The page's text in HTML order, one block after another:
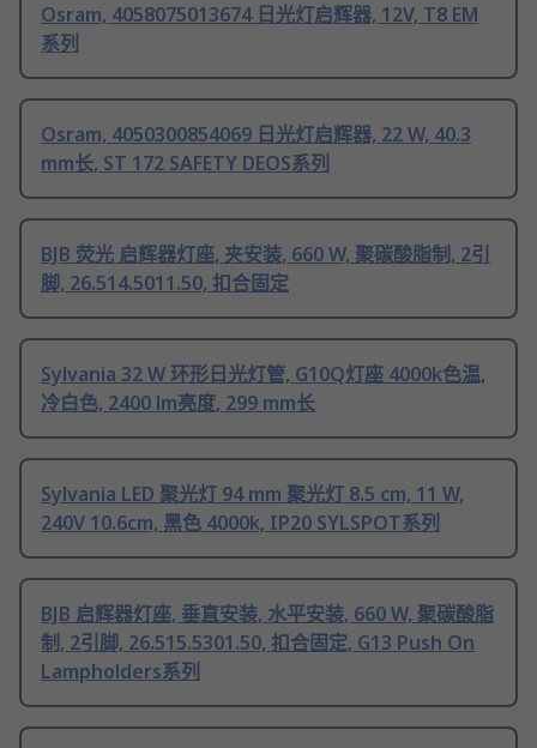
Osram, 4058075013674 日光灯启辉器, 12V, T8 EM
系列
Osram, 4050300854069 日光灯启辉器, 22 W, 40.3
mm长, ST 172 SAFETY DEOS系列
BJB 荧光 启辉器灯座, 夹安装, 660 W, 聚碳酸脂制, 2引
脚, 26.514.5011.50, 扣合固定
Sylvania 32 W 环形日光灯管, G10Q灯座 4000k色温,
冷白色, 2400 lm亮度, 299 mm长
Sylvania LED 聚光灯 94 mm 聚光灯 8.5 cm, 11 W,
240V 10.6cm, 黑色 4000k, IP20 SYLSPOT系列
BJB 启辉器灯座, 垂直安装, 水平安装, 660 W, 聚碳酸脂
制, 2引脚, 26.515.5301.50, 扣合固定, G13 Push On
Lampholders系列